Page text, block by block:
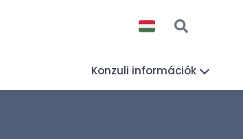
Konzuli információk